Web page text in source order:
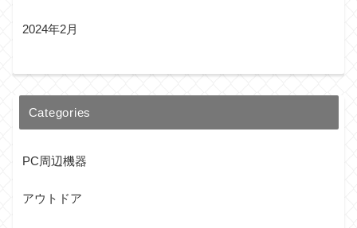
2024年2月
Categories
PC周辺機器
アウトドア